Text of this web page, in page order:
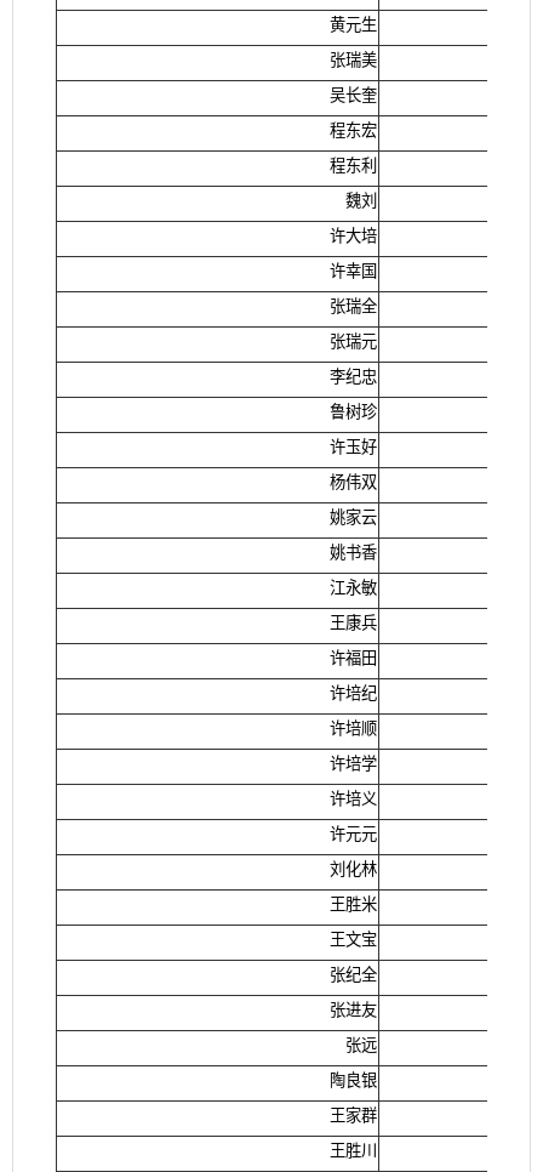
黄元生
张瑞美
吴长奎
程东宏
程东利
魏刘
许大培
许幸国
张瑞全
张瑞元
李纪忠
鲁树珍
许玉好
杨伟双
姚家云
姚书香
江永敏
王康兵
许福田
许培纪
许培顺
许培学
许培义
许元元
刘化林
王胜米
王文宝
张纪全
张进友
张远
陶良银
王家群
王胜川